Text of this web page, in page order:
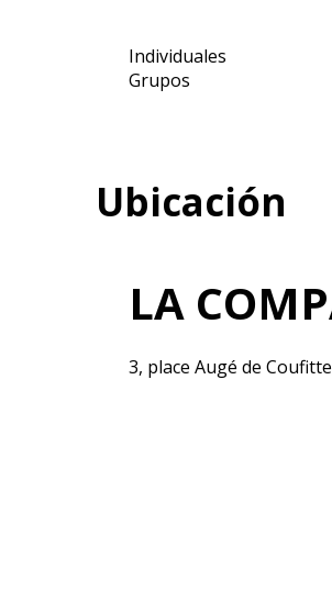
Individuales
Grupos
Ubicación
LA
3, place Augé de